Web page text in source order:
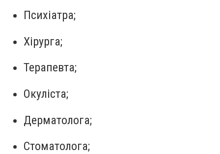
Психіатра;
Хірурга;
Терапевта;
Окуліста;
Дерматолога;
Стоматолога;